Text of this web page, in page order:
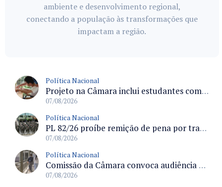
ambiente e desenvolvimento regional,
conectando a população às transformações que
impactam a região.
Política Nacional
Projeto na Câmara inclui estudantes com deficiência no regime escolar especial da LDB e estabelece critérios para frequência
07/08/2026
Política Nacional
PL 82/26 proíbe remição de pena por trabalho em funções militares para condenados por crimes contra o Estado Democrático de Direito
07/08/2026
Política Nacional
Comissão da Câmara convoca audiência para discutir misoginia nas escolas e universidades após divulgação de listas misóginas
07/08/2026